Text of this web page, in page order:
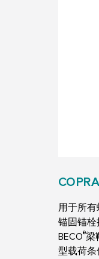
COPRA
用于所
锚固锚栓
BECO®梁
型载荷条